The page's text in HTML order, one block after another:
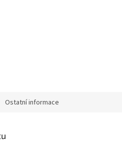
Ostatní informace